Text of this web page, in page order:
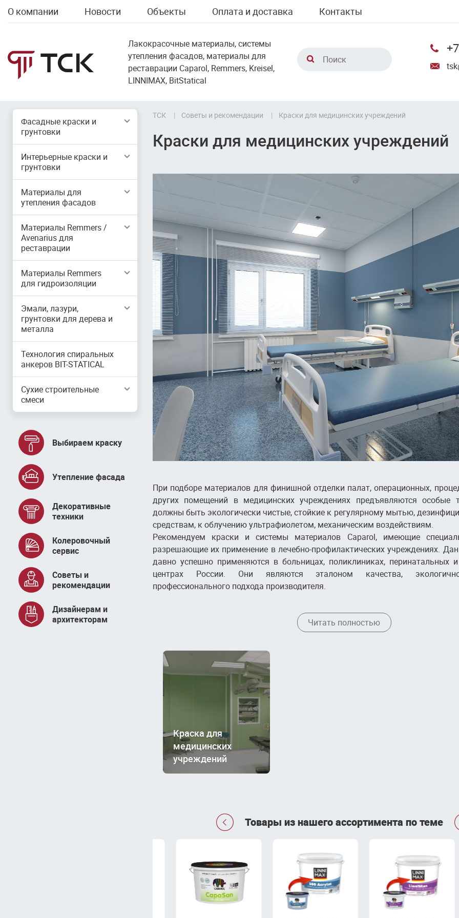
О компании Новости Объекты Оплата и доставка Контакты
Лакокрасочные материалы, системы
утепления фасадов, материалы для
реставрации Caparol, Remmers, Kreisel,
LINNIMAX, BitStatical
Фасадные краски и
грунтовки
Интерьерные краски и
грунтовки
Материалы для
утепления фасадов
Материалы Remmers /
Avenarius для
реставрации
Материалы Remmers
для гидроизоляции
Эмали, лазури,
грунтовки для дерева и
металла
Технология спиральных
анкеров BIT-STATICAL
Сухие строительные
смеси
Выбираем краску
Утепление фасада
Декоративные
техники
Колеровочный
сервис
Советы и
рекомендации
Дизайнерам и
архитекторам
ТСК Советы и рекомендации Краски для медицинских учреждений
Краски для медицинских учреждений
При подборе материалов для финишной отделки палат, операционных,
других помещений в медицинских учреждениях предъявляются особые
должны быть экологически чистые, стойкие к регулярному мытью,
средствам, к облучению ультрафиолетом, механическим воздействиям.
Рекомендуем краски и системы материалов Caparol, имеющие
разрешающие их применение в лечебно-профилактических учреждениях.
давно успешно применяются в больницах, поликлиниках, перинатальных
центрах России. Они являются эталоном качества,
профессионального подхода производителя.
Читать полностью
Краска для
медицинских
учреждений
 Товары из нашего ассортимента по теме